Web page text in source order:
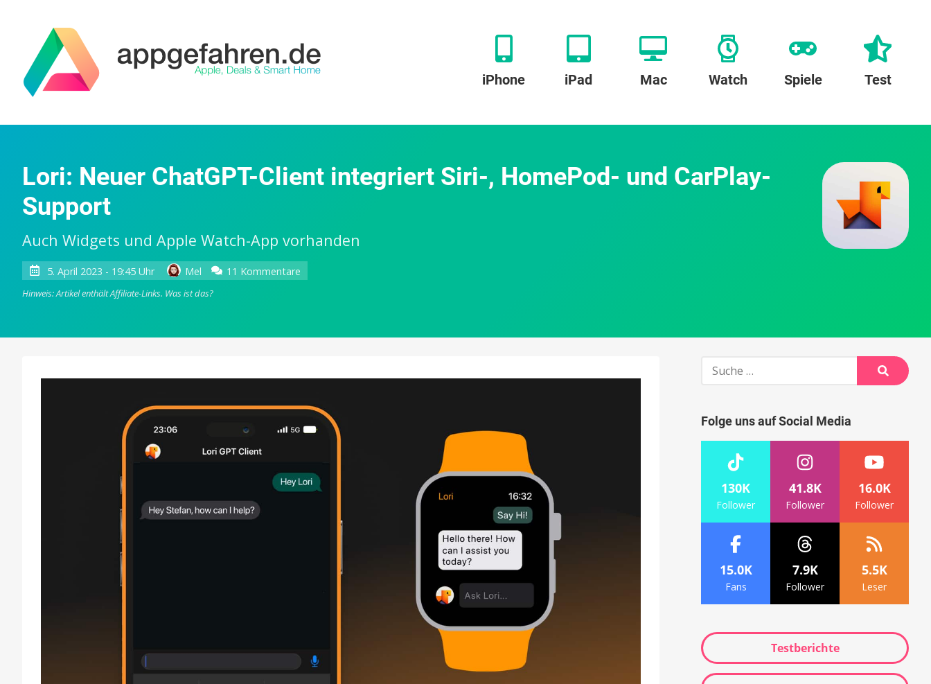
iPhone iPad Mac Watch Spiele Test
Lori: Neuer ChatGPT-Client integriert Siri-, HomePod- und CarPlay-
Support
Auch Widgets und Apple Watch-App vorhanden
5. April 2023 - 19:45 Uhr Mel 11 Kommentare
CarPlay-
Support
Hinweis: Artikel enthält Affiliate-Links. Was ist das?
Suche
Suche
Folge uns auf Social Media
130K
Follower
41.8K
Follower
16.0K
Follower
15.0K
Fans
7.9K
Follower
5.5K
Leser
Testberichte